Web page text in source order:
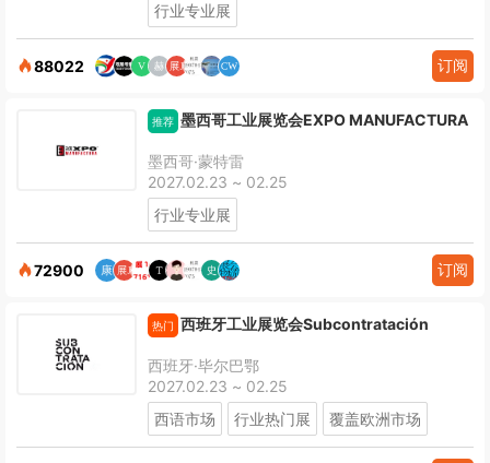
行业专业展
88022 订阅
推荐 墨西哥工业展览会EXPO MANUFACTURA
墨西哥·蒙特雷
2027.02.23 ~ 02.25
行业专业展
72900 订阅
热门 西班牙工业展览会Subcontratación
西班牙·毕尔巴鄂
2027.02.23 ~ 02.25
西语市场
行业热门展 覆盖欧洲市场